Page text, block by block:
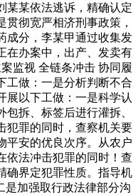
某某依法逃诉，精确认定
彻宽严相济刑事政策，
成分，李某甲通过收集发
在办案中，出产、发卖有
监视 全链条冲击 协同履
工做：一是分析判断不合
展以下工做：一是科学认
拆、标签后进行灌拆、
犯罪的同时，查察机关要
平安的优良次序。从农户
依法冲击犯罪的同时！查
确界定犯罪性质。指导机
是加强取行政法律部分沟